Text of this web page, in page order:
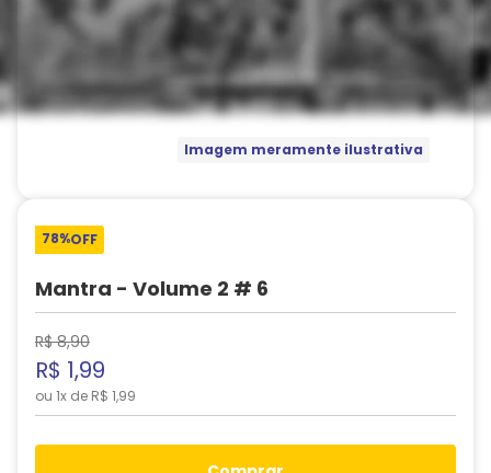
Imagem meramente ilustrativa
78%OFF
Mantra - Volume 2 # 6
R$ 8,90
R$ 1,99
ou 1x de R$ 1,99